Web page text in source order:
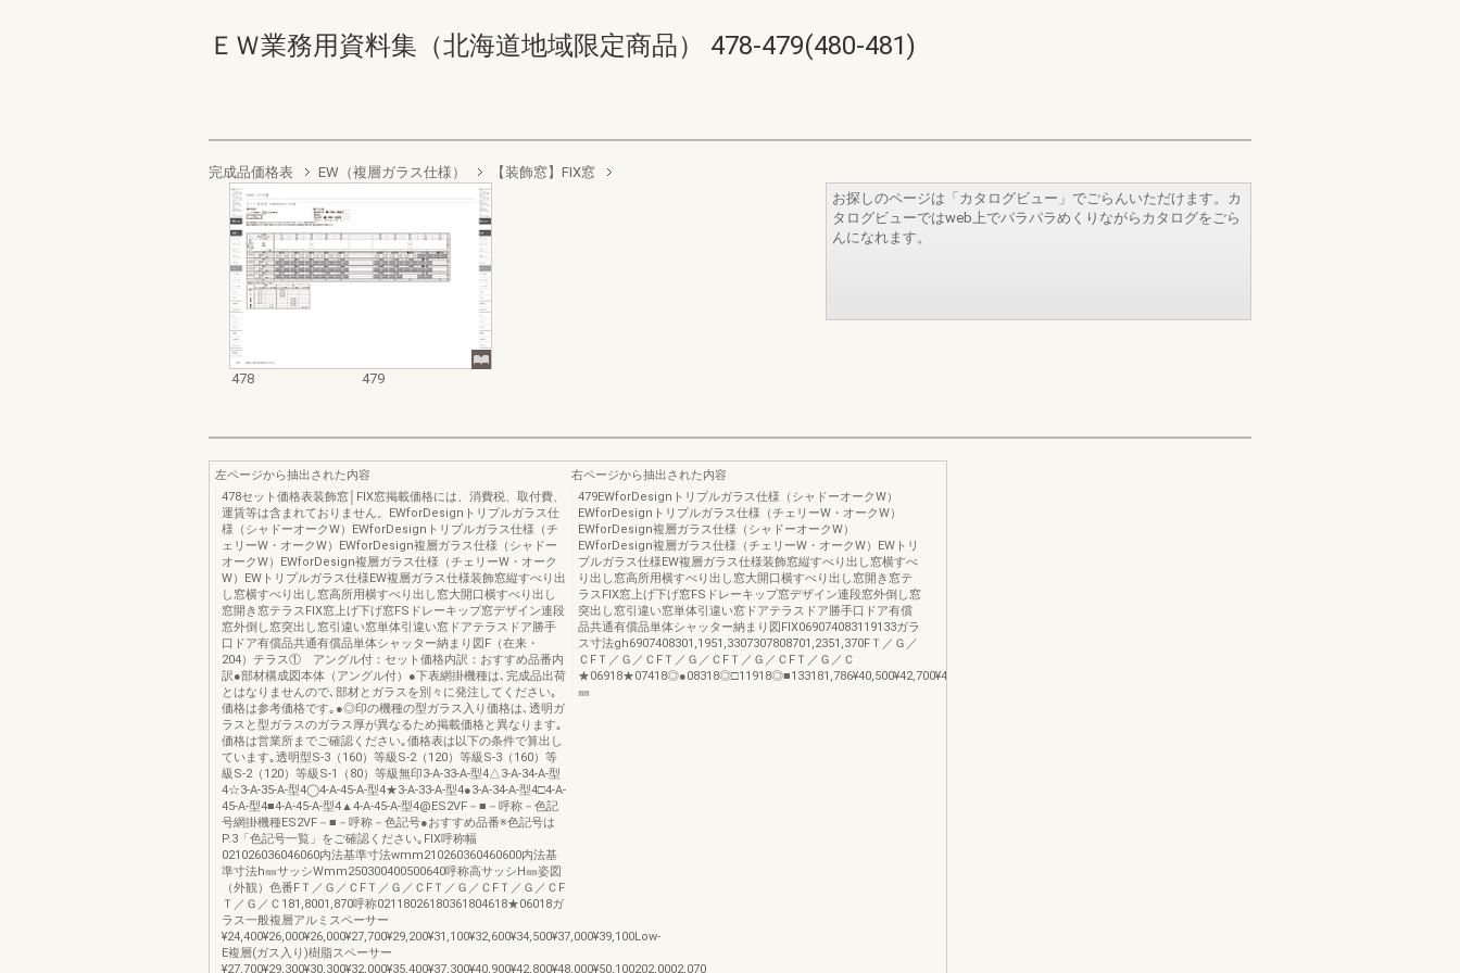
ＥＷ業務用資料集（北海道地域限定商品） 478-479(480-481)
完成品価格表 EW（複層ガラス仕様） 【装飾窓】FIX窓
478 479
お探しのページは「カタログビュー」でごらんいただけます。カ
タログビューではweb上でパラパラめくりながらカタログをごら
んになれます。
左ページから抽出された内容
478セット価格表装飾窓│FIX窓掲載価格には、消費税、取付費、
運賃等は含まれておりません。EWforDesignトリプルガラス仕
様（シャドーオークW）EWforDesignトリプルガラス仕様（チ
ェリーW・オークW）EWforDesign複層ガラス仕様（シャドー
オークW）EWforDesign複層ガラス仕様（チェリーW・オーク
W）EWトリプルガラス仕様EW複層ガラス仕様装飾窓縦すべり出
し窓横すべり出し窓高所用横すべり出し窓大開口横すべり出し
窓開き窓テラスFIX窓上げ下げ窓FSドレーキップ窓デザイン連段
窓外倒し窓突出し窓引違い窓単体引違い窓ドアテラスドア勝手
口ドア有償品共通有償品単体シャッター納まり図F（在来・
204）テラス① アングル付：セット価格内訳：おすすめ品番内
訳●部材構成図本体（アングル付）●下表網掛機種は､完成品出荷
とはなりませんので､部材とガラスを別々に発注してください｡
価格は参考価格です｡●◎印の機種の型ガラス入り価格は､透明ガ
ラスと型ガラスのガラス厚が異なるため掲載価格と異なります｡
価格は営業所までご確認ください｡価格表は以下の条件で算出し
ています｡透明型S-3（160）等級S-2（120）等級S-3（160）等
級S-2（120）等級S-1（80）等級無印3-A-33-A-型4△3-A-34-A-型
4☆3-A-35-A-型4◯4-A-45-A-型4★3-A-33-A-型4●3-A-34-A-型4□4-A-
45-A-型4■4-A-45-A-型4▲4-A-45-A-型4@ES2VF－■－呼称－色記
号網掛機種ES2VF－■－呼称－色記号●おすすめ品番※色記号は
P.3「色記号一覧」をご確認ください｡FIX呼称幅
021026036046060内法基準寸法wmm210260360460600内法基
準寸法h㎜サッシWmm250300400500640呼称高サッシH㎜姿図
（外観）色番FＴ／Ｇ／ＣFＴ／Ｇ／ＣFＴ／Ｇ／ＣFＴ／Ｇ／ＣF
Ｔ／Ｇ／Ｃ181,8001,870呼称02118026180361804618★06018ガ
ラス一般複層アルミスペーサー
¥24,400¥26,000¥26,000¥27,700¥29,200¥31,100¥32,600¥34,500¥37,000¥39,100Low-
E複層(ガス入り)樹脂スペーサー
¥27,700¥29,300¥30,300¥32,000¥35,400¥37,300¥40,900¥42,800¥48,000¥50,100202,0002,070
右ページから抽出された内容
479EWforDesignトリプルガラス仕様（シャドーオークW）
EWforDesignトリプルガラス仕様（チェリーW・オークW）
EWforDesign複層ガラス仕様（シャドーオークW）
EWforDesign複層ガラス仕様（チェリーW・オークW）EWトリ
プルガラス仕様EW複層ガラス仕様装飾窓縦すべり出し窓横すべ
り出し窓高所用横すべり出し窓大開口横すべり出し窓開き窓テ
ラスFIX窓上げ下げ窓FSドレーキップ窓デザイン連段窓外倒し窓
突出し窓引違い窓単体引違い窓ドアテラスドア勝手口ドア有償
品共通有償品単体シャッター納まり図FIX069074083119133ガラ
ス寸法gh6907408301,1951,3307307808701,2351,370FＴ／Ｇ／
ＣFＴ／Ｇ／ＣFＴ／Ｇ／ＣFＴ／Ｇ／ＣFＴ／Ｇ／Ｃ
㎜